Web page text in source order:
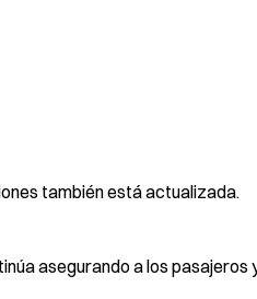
también está actualizada.
asegurando a los